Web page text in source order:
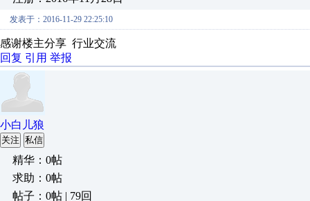
发表于：2016-11-29 22:25:10
感谢楼主分享 行业交流
回复 引用 举报
小白儿狼
关注 私信
精华：0帖
求助：0帖
帖子：0帖 | 79回